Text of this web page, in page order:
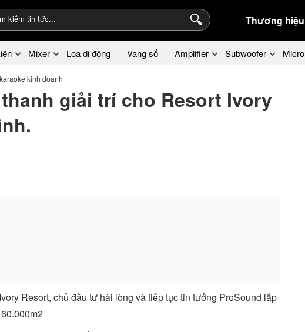
Thương hiệu
Mixer Loa di động Vang số Amplifier Subwoofer Micro
kinh doanh
giải trí cho Resort Ivory
Resort, chủ đầu tư hài lòng và tiếp tục tin tưởng ProSound lắp